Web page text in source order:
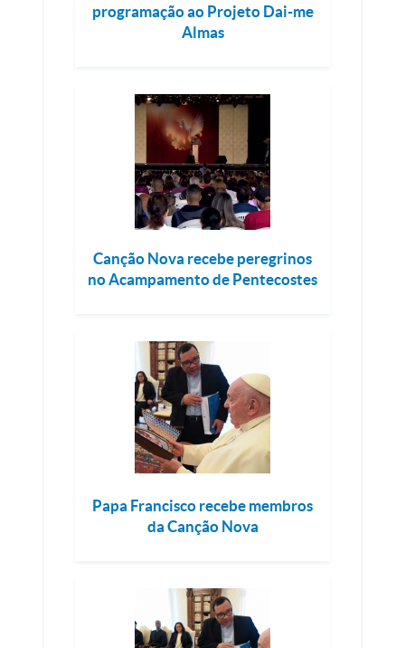
programação ao Projeto Dai-me
Almas
Canção Nova recebe peregrinos
no Acampamento de Pentecostes
Papa Francisco recebe membros
da Canção Nova